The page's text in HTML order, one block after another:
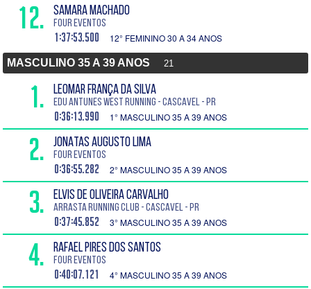
12. SAMARA MACHADO
Four Eventos
1:37:53.500 12° FEMININO 30 A 34 ANOS
MASCULINO 35 A 39 ANOS 21
1. LEOMAR FRANÇA DA SILVA
EDU ANTUNES WEST RUNNING - Cascavel - PR
0:36:13.990 1° MASCULINO 35 A 39 ANOS
2. JONATAS AUGUSTO LIMA
Four Eventos
0:36:55.282 2° MASCULINO 35 A 39 ANOS
3. ELVIS DE OLIVEIRA CARVALHO
Arrasta Running Club - Cascavel - PR
0:37:45.852 3° MASCULINO 35 A 39 ANOS
4. RAFAEL PIRES DOS SANTOS
Four Eventos
0:40:07.121 4° MASCULINO 35 A 39 ANOS